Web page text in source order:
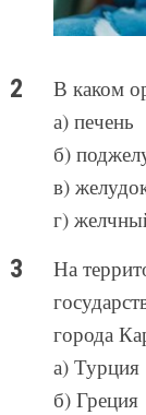
В каком
а) печень
б)
в)
г)
На
города
а) Турция
б) Греция